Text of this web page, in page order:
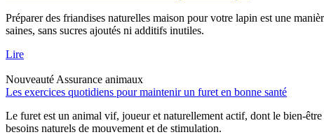
Préparer des friandises naturelles maison pour votre lapin est une
saines, sans sucres ajoutés ni additifs inutiles.
Lire
Nouveauté Assurance animaux
Les exercices quotidiens pour maintenir un furet en bonne santé
Le furet est un animal vif, joueur et naturellement actif, dont le bien-
besoins naturels de mouvement et de stimulation.